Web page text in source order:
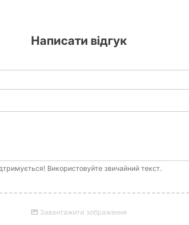
Написати відгук
Використовуйте звичайний текст.
Завантажити зображення